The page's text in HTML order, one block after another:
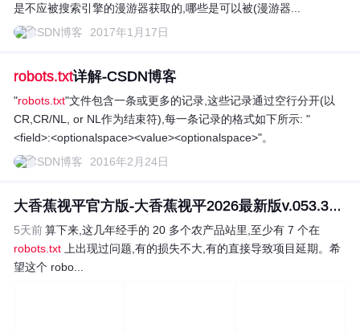
是不应被搜索引擎的漫游器获取的,哪些是可以被(漫游器...
CSDN博客
2017年1月17日
robots.txt详解-CSDN博客
"robots.txt"文件包含一条或更多的记录,这些记录通过空行分开(以
CR,CR/NL, or NL作为结束符),每一条记录的格式如下所示: "
<field>:<optionalspace><value><optionalspace>"。
CSDN博客
2016年2月24日
大香蕉视平官方版-大香蕉视平2026最新版v.053.37...
5天前算下来,这几年经手的 20 多个农产品站里,至少有 7 个在
robots.txt 上出现过问题,有的损失不大,有的直接导致项目延期。希
望这个 robo...